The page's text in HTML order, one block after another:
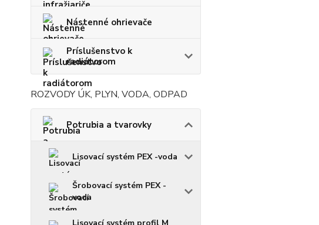
Nástenné ohrievače
Príslušenstvo k
radiátorom
ROZVODY ÚK, PLYN, VODA, ODPAD
Potrubia a tvarovky
Lisovací systém PEX -voda
Šrobovací systém PEX -
voda